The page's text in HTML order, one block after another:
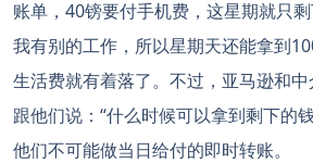
账单，40镑要付手机费，这星期就只
我有别的工作，所以星期天还能拿到
生活费就有着落了。不过，亚马逊和
跟他们说：“什么时候可以拿到剩下的
他们不可能做当日给付的即时转账。